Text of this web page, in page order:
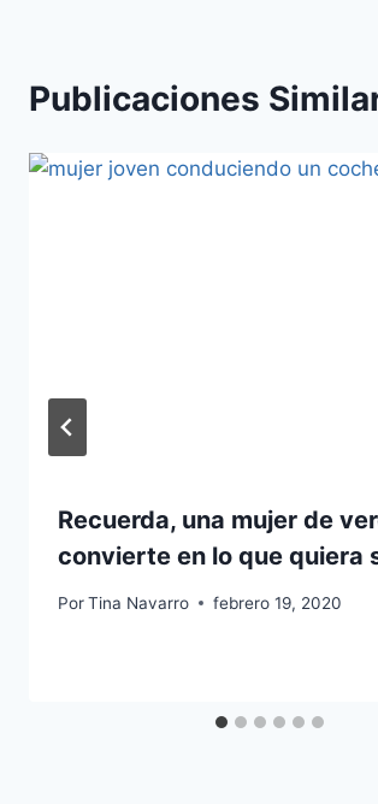
Publicaciones
Recuerda, una mujer de
convierte en lo que quiera
PorTina Navarro febrero 19, 2020